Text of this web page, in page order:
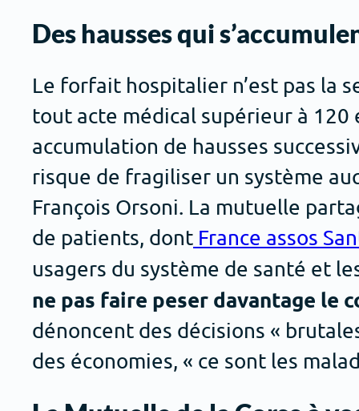
Des hausses qui
Le forfait hospitalier n’est pas la
tout acte médical supérieur à 120
accumulation de hausses
risque de fragiliser un système
François Orsoni. La mutuelle
de patients, dont France assos
usagers du système de santé et
ne pas faire peser davantage le
dénoncent des décisions «
des économies, « ce sont les